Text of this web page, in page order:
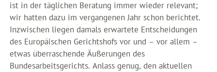
ist in der täglichen Beratung immer wieder relevant;
wir hatten dazu im vergangenen Jahr schon berichtet.
Inzwischen liegen damals erwartete Entscheidungen
des Europäischen Gerichtshofs vor und – vor allem –
etwas überraschende Äußerungen des
Bundesarbeitsgerichts. Anlass genug, den aktuellen